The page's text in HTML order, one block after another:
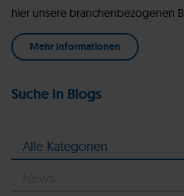
hier unsere branchenbezogenen
Mehr Informationen
Suche in Blogs
Alle Kategorien